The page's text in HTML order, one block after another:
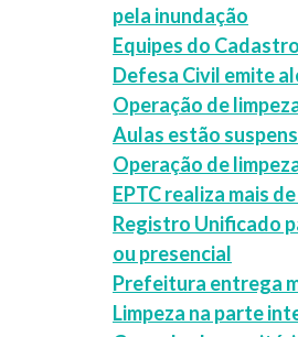
pela inundação
Equipes do
Defesa Civil emite
Operação de
Aulas estão
Operação de
EPTC realiza mais
Registro Unificado
ou presencial
Prefeitura entrega
Limpeza na parte